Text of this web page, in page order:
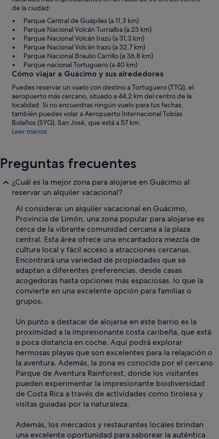
de la ciudad:
Parque Central de Guápiles (a 11,3 km)
Parque Nacional Volcán Turrialba (a 23 km)
Parque Nacional Volcán Irazú (a 31,3 km)
Parque Nacional Volcán Irazú (a 32,7 km)
Parque Nacional Braulio Carrillo (a 36,8 km)
Parque nacional Tortuguero (a 40 km)
Cómo viajar a Guácimo y sus alrededores
Puedes reservar un vuelo con destino a Tortuguero (TTQ), el
aeropuerto más cercano, situado a 44,2 km del centro de la
localidad. Si no encuentras ningún vuelo para tus fechas,
también puedes volar a Aeropuerto Internacional Tobías
Bolaños (SYQ), San José, que está a 57 km.
Leer menos
Preguntas frecuentes
¿Cuál es la mejor zona para alojarse en Guácimo al
reservar un alquiler vacacional?
Al considerar un alquiler vacacional en Guácimo,
Provincia de Limón, una zona popular para alojarse es
cerca de la vibrante comunidad cercana a la plaza
central. Esta área ofrece una encantadora mezcla de
cultura local y fácil acceso a atracciones cercanas.
Encontrará una variedad de propiedades que se
adaptan a diferentes preferencias, desde casas
acogedoras hasta opciones más espaciosas, lo que la
convierte en una excelente opción para familias o
grupos.
Un punto a destacar de alojarse en este barrio es la
proximidad a la impresionante costa caribeña, que está
a poca distancia en coche. Aquí podrá explorar
hermosas playas que son excelentes para la relajación o
la aventura. Además, la zona es conocida por el cercano
Parque de Aventura Rainforest, donde los visitantes
pueden experimentar la impresionante biodiversidad
de Costa Rica a través de actividades como tirolesa y
visitas guiadas por la naturaleza.
Además, los mercados y restaurantes locales brindan
una excelente oportunidad para saborear la auténtica